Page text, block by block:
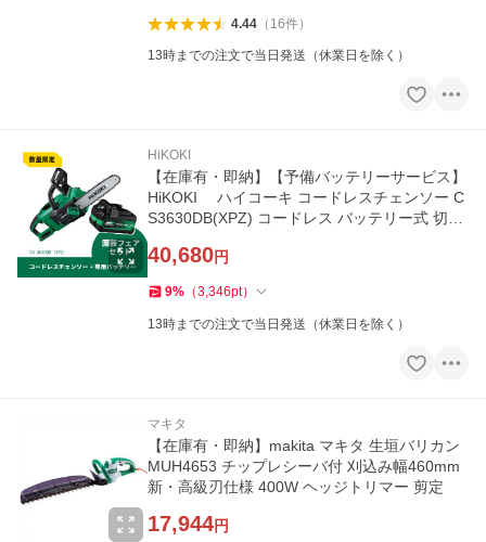
4.44（ 16件）
13時までの注文で当日発送（休業日を除く）
HiKOKI
【在庫有・即納】【予備バッテリーサービス】
HiKOKI ハイコーキ コードレスチェンソー C
S3630DB(XPZ) コードレス バッテリー式 切断
40,680円
9% （3,346pt）
13時までの注文で当日発送（休業日を除く）
マキタ
【在庫有・即納】makita マキタ 生垣バリカン
MUH4653 チップレシーバ付 刈込み幅460mm
新・高級刃仕様 400W ヘッジトリマー 剪定
17,944円